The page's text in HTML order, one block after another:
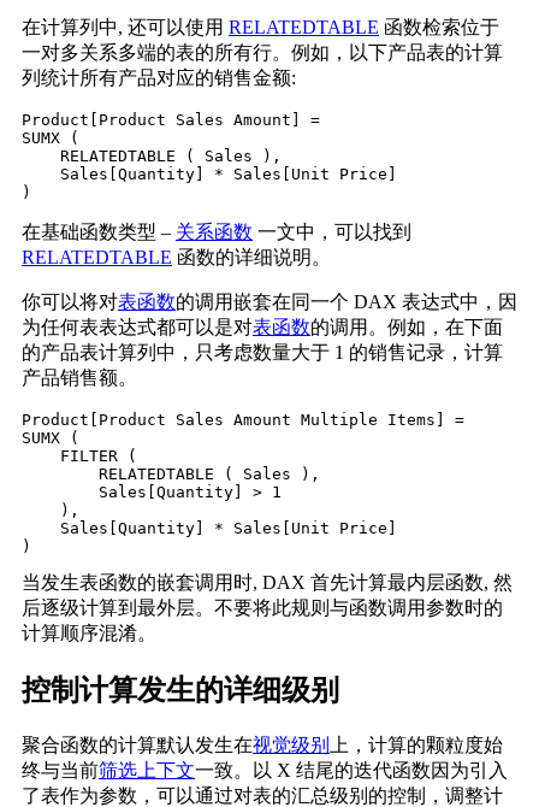
在计算列中, 还可以使用 RELATEDTABLE 函数检索位于
一对多关系多端的表的所有行。例如，以下产品表的计算
列统计所有产品对应的销售金额:
Product[Product Sales Amount] =
SUMX (
    RELATEDTABLE ( Sales ),
    Sales[Quantity] * Sales[Unit Price]
在基础函数类型 – 关系函数 一文中，可以找到
RELATEDTABLE 函数的详细说明。
你可以将对表函数的调用嵌套在同一个 DAX 表达式中，因
为任何表表达式都可以是对表函数的调用。例如，在下面
的产品表计算列中，只考虑数量大于 1 的销售记录，计算
产品销售额。
Product[Product Sales Amount Multiple Items] =
SUMX (
    FILTER (
        RELATEDTABLE ( Sales ),
        Sales[Quantity] > 1
    ),
    Sales[Quantity] * Sales[Unit Price]
当发生表函数的嵌套调用时, DAX 首先计算最内层函数, 然
后逐级计算到最外层。不要将此规则与函数调用参数时的
计算顺序混淆。
控制计算发生的详细级别
聚合函数的计算默认发生在视觉级别
上，计算的颗粒度始
终与当前筛选上下文一致。以 X 结尾的迭代函数因为引入
了表作为参数，可以通过对表的汇总级别的控制，调整计